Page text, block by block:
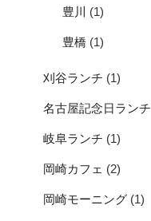
豊川 (1)
豊橋 (1)
刈谷ランチ (1)
名古屋記念日ランチ
岐阜ランチ (1)
岡崎カフェ (2)
岡崎モーニング (1)